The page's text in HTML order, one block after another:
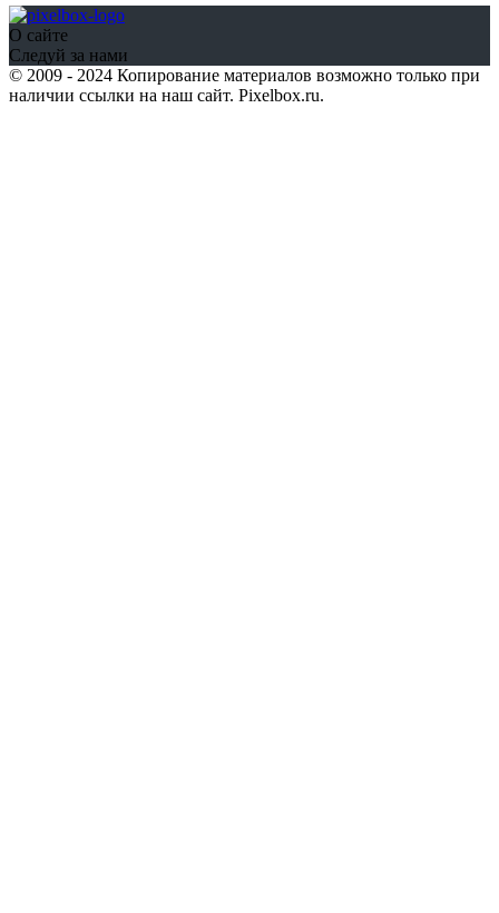
О сайте
Следуй за нами
© 2009 - 2024 Копирование материалов возможно только при
наличии ссылки на наш сайт. Pixelbox.ru.